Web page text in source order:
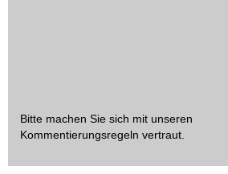
Bitte machen Sie sich mit unseren
Kommentierungsregeln vertraut.